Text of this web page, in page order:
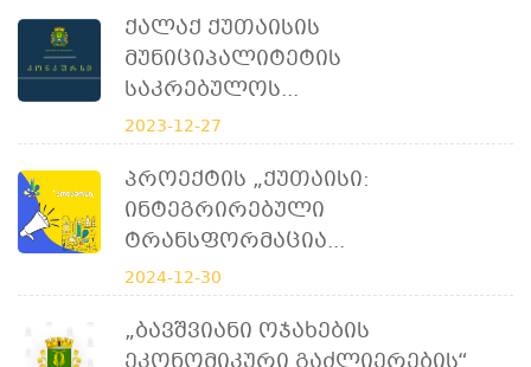
Ქალაქ Ქუთაისის
Მუნიციპალიტეტის
Საკრებულოს...
2023-12-27
Პროექტის „ქუთაისი:
Ინტეგრირებული
Ტრანსფორმაცია...
2024-12-30
„ბავშვიანი Ოჯახების